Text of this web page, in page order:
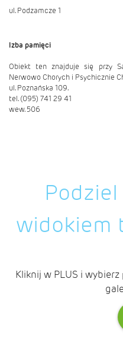
ul. Podzamcze 1
Izba pamięci
Obiekt ten znajduje się przy
Nerwowo Chorych i Psychicznie
ul. Poznańska 109.
tel. (095) 741 29 41
wew. 506
widokiem
Kliknij w PLUS i